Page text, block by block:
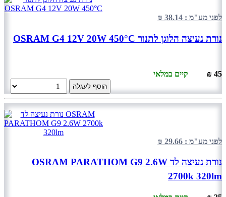
לפני מע"מ : 38.14 ₪
נורת נעיצה הלוגן לתנור OSRAM G4 12V 20W 450°C
45 ₪ קיים במלאי
הוסף לעגלה
לפני מע"מ : 29.66 ₪
נורת נעיצה לד OSRAM PARATHOM G9 2.6W
2700k 320lm